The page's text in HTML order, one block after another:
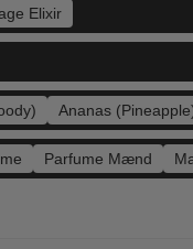
Ananas
Elixir
Parfume Mænd